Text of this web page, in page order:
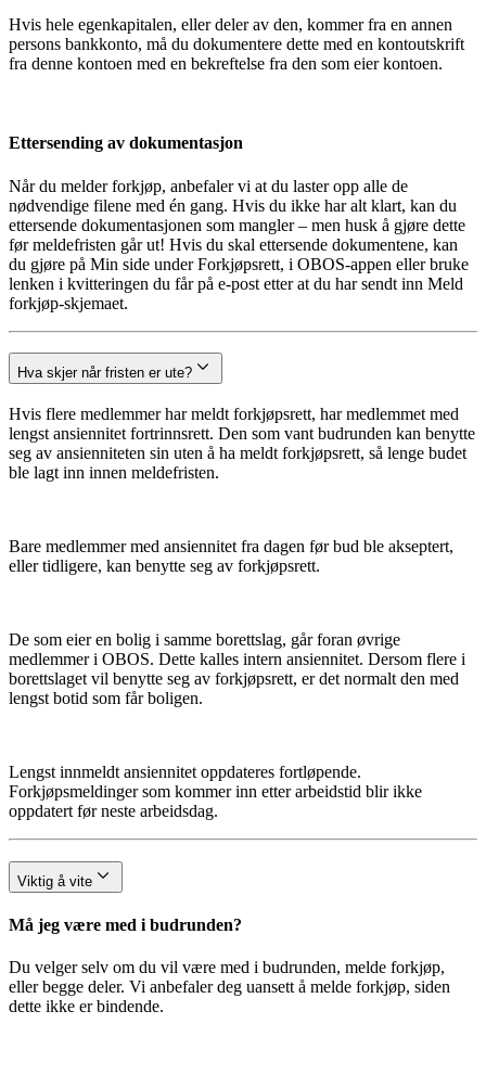
Hvis hele egenkapitalen, eller deler av den, kommer fra en annen
persons bankkonto, må du dokumentere dette med en kontoutskrift
fra denne kontoen med en bekreftelse fra den som eier kontoen.
Ettersending av dokumentasjon
Når du melder forkjøp, anbefaler vi at du laster opp alle de
nødvendige filene med én gang. Hvis du ikke har alt klart, kan du
ettersende dokumentasjonen som mangler – men husk å gjøre dette
før meldefristen går ut! Hvis du skal ettersende dokumentene, kan
du gjøre på Min side under Forkjøpsrett, i OBOS-appen eller bruke
lenken i kvitteringen du får på e-post etter at du har sendt inn Meld
forkjøp-skjemaet.
Hva skjer når fristen er ute?
Hvis flere medlemmer har meldt forkjøpsrett, har medlemmet med
lengst ansiennitet fortrinnsrett. Den som vant budrunden kan benytte
seg av ansienniteten sin uten å ha meldt forkjøpsrett, så lenge budet
ble lagt inn innen meldefristen.
Bare medlemmer med ansiennitet fra dagen før bud ble akseptert,
eller tidligere, kan benytte seg av forkjøpsrett.
De som eier en bolig i samme borettslag, går foran øvrige
medlemmer i OBOS. Dette kalles intern ansiennitet. Dersom flere i
borettslaget vil benytte seg av forkjøpsrett, er det normalt den med
lengst botid som får boligen.
Lengst innmeldt ansiennitet oppdateres fortløpende.
Forkjøpsmeldinger som kommer inn etter arbeidstid blir ikke
oppdatert før neste arbeidsdag.
Viktig å vite
Må jeg være med i budrunden?
Du velger selv om du vil være med i budrunden, melde forkjøp,
eller begge deler. Vi anbefaler deg uansett å melde forkjøp, siden
dette ikke er bindende.